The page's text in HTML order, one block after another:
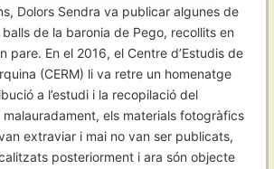
Dolors Sendra va publicar algunes de
de la baronia de Pego, recollits en
pare. En el 2016, el Centre d’Estudis de
(CERM) li va retre un homenatge
a l’estudi i la recopilació del
els materials fotogràfics
extraviar i mai no van ser publicats,
posteriorment i ara són objecte